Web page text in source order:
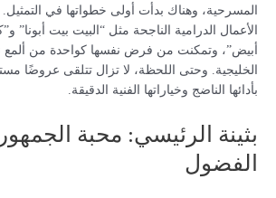
المسرحية، وهناك بدأت أولى خطواتها في
الأعمال الدرامية الناجحة مثل “البيت بيت
أبيض”، وتمكنت من فرض نفسها كواحدة من ألمع
الخليجية. وحتى اللحظة، لا تزال تتلقى عروضًا
بأدائها الناضج وخياراتها الفنية الدقيقة.
بثينة الرئيسي: محبة
الفضول